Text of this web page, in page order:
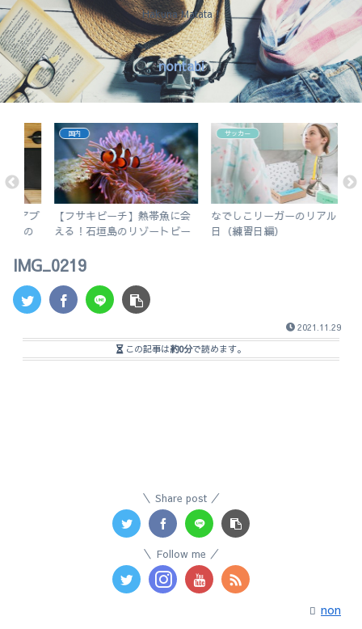
Hakuna Matata !
nontabi
国内
【フサキビーチ】熱帯魚に会
える！石垣島のリゾートビー
サッカー
なでしこリーガーのリアルな1
日（練習日編）
IMG_0219
2021.11.29
この記事は約0分で読めます。
Share post
Follow me
non